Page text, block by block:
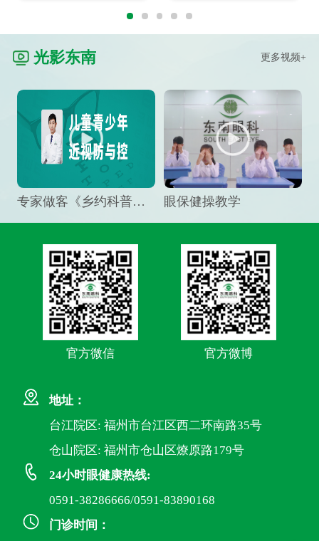
光影东南 更多视频+
专家做客《乡约科普》栏目，预防孩子近视竟然这么“简单” 眼保健操教学
官方微信 官方微博
地址：
台江院区: 福州市台江区西二环南路35号
仓山院区: 福州市仓山区燎原路179号
24小时眼健康热线:
0591-38286666/0591-83890168
门诊时间：